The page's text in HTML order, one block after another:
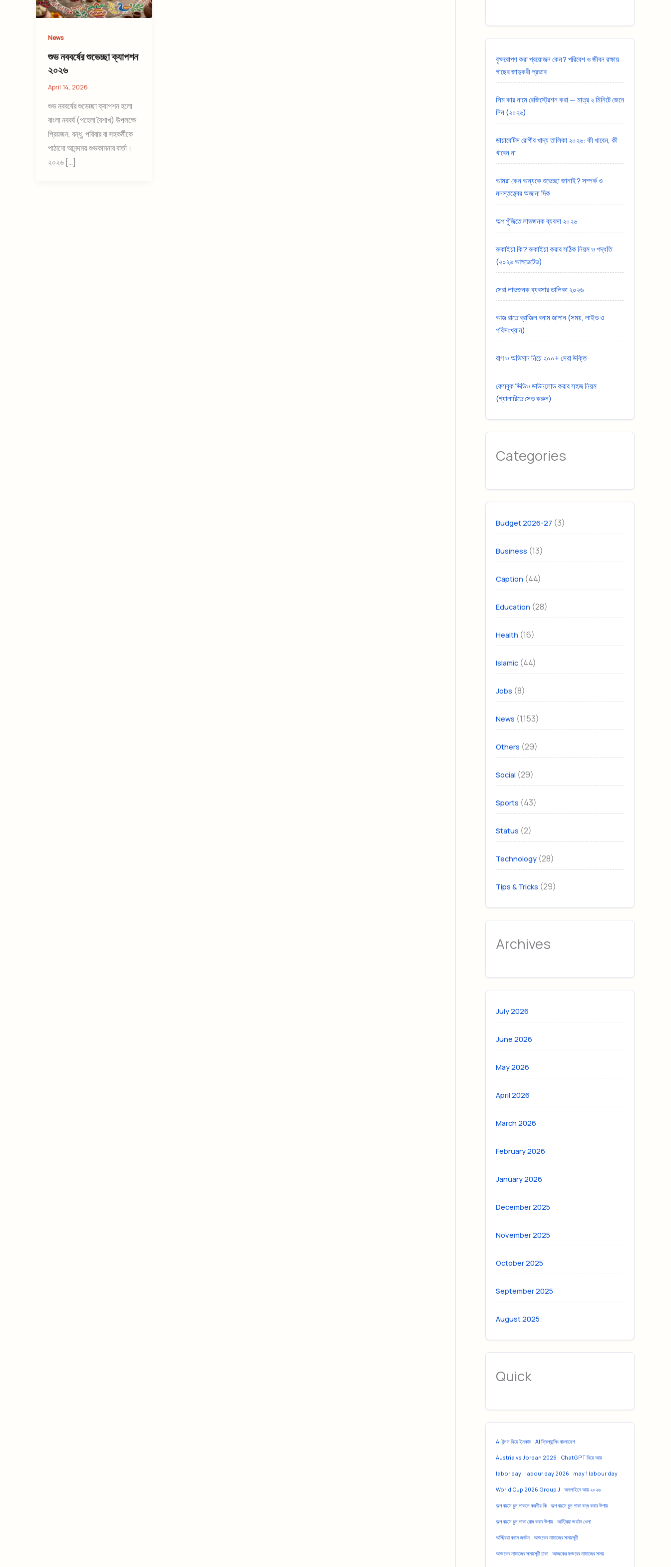
News
শুভ নববর্ষের শুভেচ্ছা ক্যাপশন
২০২৬
April 14, 2026
শুভ নববর্ষের শুভেচ্ছা ক্যাপশন হলো
বাংলা নববর্ষ (পহেলা বৈশাখ) উপলক্ষে
প্রিয়জন, বন্ধু, পরিবার বা সহকর্মীকে
পাঠানো আনন্দময় শুভকামনার বার্তা।
২০২৬ […]
বৃক্ষরোপণ করা প্রয়োজন কেন? পরিবেশ ও জীবন রক্ষায়
গাছের জাদুকরী প্রভাব
সিম কার নামে রেজিস্ট্রেশন করা — মাত্র ২ মিনিটে জেনে
নিন (২০২৬)
ডায়াবেটিস রোগীর খাদ্য তালিকা ২০২৬: কী খাবেন, কী
খাবেন না
আমরা কেন অন্যকে শুভেচ্ছা জানাই? সম্পর্ক ও
মনস্তত্ত্বের অজানা দিক
অল্প পুঁজিতে লাভজনক ব্যবসা ২০২৬
রুকাইয়া কি? রুকাইয়া করার সঠিক নিয়ম ও পদ্ধতি
(২০২৬ আপডেটেড)
সেরা লাভজনক ব্যবসার তালিকা ২০২৬
আজ রাতে ব্রাজিল বনাম জাপান (সময়, লাইভ ও
পরিসংখ্যান)
রাগ ও অভিমান নিয়ে ২০০+ সেরা উক্তি
ফেসবুক ভিডিও ডাউনলোড করার সহজ নিয়ম
(গ্যালারিতে সেভ করুন)
Categories
Budget 2026-27 (3)
Business (13)
Caption (44)
Education (28)
Health (16)
Islamic (44)
Jobs (8)
News (1,153)
Others (29)
Social (29)
Sports (43)
Status (2)
Technology (28)
Tips & Tricks (29)
Archives
July 2026
June 2026
May 2026
April 2026
March 2026
February 2026
January 2026
December 2025
November 2025
October 2025
September 2025
August 2025
Quick
AI টুলস দিয়ে ইনকাম AI ফ্রিল্যান্সিং বাংলাদেশ
Austria vs Jordan 2026 ChatGPT দিয়ে আয়
labor day labour day 2026 may 1 labour day
World Cup 2026 Group J অনলাইনে আয় ২০২৬
অল্প বয়সে চুল পাকলে করণীয় কি অল্প বয়সে চুল পাকা বন্ধ করার উপায়
অল্প বয়সে চুল পাকা রোধ করার উপায় অস্ট্রিয়া জর্ডান খেলা
অস্ট্রিয়া বনাম জর্ডান আজকের নামাজের সময়সূচী
আজকের নামাজের সময়সূচী ঢাকা আজকের ফজরের নামাজের সময়